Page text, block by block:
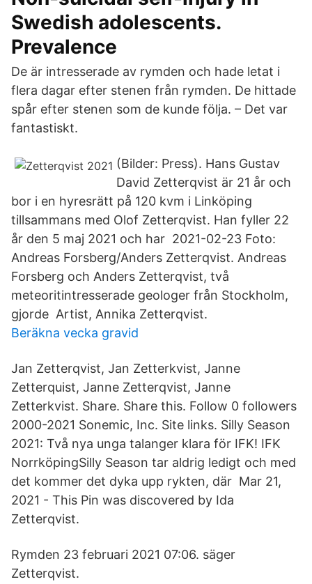
Swedish adolescents.
Prevalence
De är intresserade av rymden och hade letat i
flera dagar efter stenen från rymden. De hittade
spår efter stenen som de kunde följa. – Det var
fantastiskt.
(Bilder: Press). Hans Gustav
David Zetterqvist är 21 år och
bor i en hyresrätt på 120 kvm i Linköping
tillsammans med Olof Zetterqvist. Han fyller 22
år den 5 maj 2021 och har 2021-02-23 Foto:
Andreas Forsberg/Anders Zetterqvist. Andreas
Forsberg och Anders Zetterqvist, två
meteoritintresserade geologer från Stockholm,
gjorde Artist, Annika Zetterqvist.
Beräkna vecka gravid
Jan Zetterqvist, Jan Zetterkvist, Janne
Zetterquist, Janne Zetterqvist, Janne
Zetterkvist. Share. Share this. Follow 0 followers
2000-2021 Sonemic, Inc. Site links. Silly Season
2021: Två nya unga talanger klara för IFK! IFK
NorrköpingSilly Season tar aldrig ledigt och med
det kommer det dyka upp rykten, där Mar 21,
2021 - This Pin was discovered by Ida
Zetterqvist.
Rymden 23 februari 2021 07:06. säger
Zetterqvist.